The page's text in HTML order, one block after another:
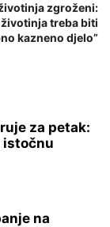
zgroženi:
treba biti
kazneno djelo”
za petak:
istočnu
na